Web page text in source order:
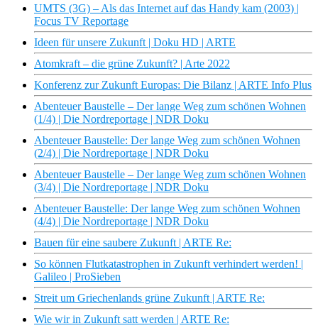
UMTS (3G) – Als das Internet auf das Handy kam (2003) |
Focus TV Reportage
Ideen für unsere Zukunft | Doku HD | ARTE
Atomkraft – die grüne Zukunft? | Arte 2022
Konferenz zur Zukunft Europas: Die Bilanz | ARTE Info Plus
Abenteuer Baustelle – Der lange Weg zum schönen Wohnen
(1/4) | Die Nordreportage | NDR Doku
Abenteuer Baustelle: Der lange Weg zum schönen Wohnen
(2/4) | Die Nordreportage | NDR Doku
Abenteuer Baustelle – Der lange Weg zum schönen Wohnen
(3/4) | Die Nordreportage | NDR Doku
Abenteuer Baustelle: Der lange Weg zum schönen Wohnen
(4/4) | Die Nordreportage | NDR Doku
Bauen für eine saubere Zukunft | ARTE Re:
So können Flutkatastrophen in Zukunft verhindert werden! |
Galileo | ProSieben
Streit um Griechenlands grüne Zukunft | ARTE Re:
Wie wir in Zukunft satt werden | ARTE Re: